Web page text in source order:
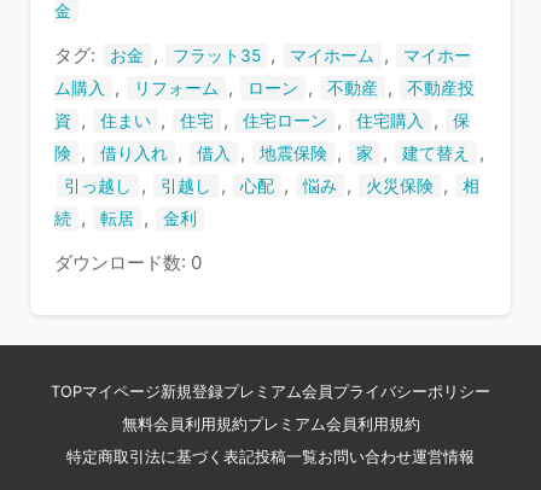
金
タグ: お金 , フラット35 , マイホーム ,
マイホー
ム購入
, リフォーム , ローン , 不動産 ,
不動産投
資
, 住まい , 住宅 , 住宅ローン , 住宅購入 ,
保
険 , 借り入れ , 借入 , 地震保険 , 家 , 建て替え ,
引っ越し , 引越し , 心配 , 悩み , 火災保険 ,
相
続 , 転居 , 金利
ダウンロード数: 0
TOPマイページ新規登録プレミアム会員 プライバシーポリシー
無料会員利用規約プレミアム会員利用規約
特定商取引法に基づく表記投稿一覧お問い合わせ運営情報